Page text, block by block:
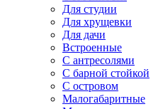
Для студии
Для хрущевки
Для дачи
Встроенные
С антресолями
С барной стойкой
С островом
Малогабаритные